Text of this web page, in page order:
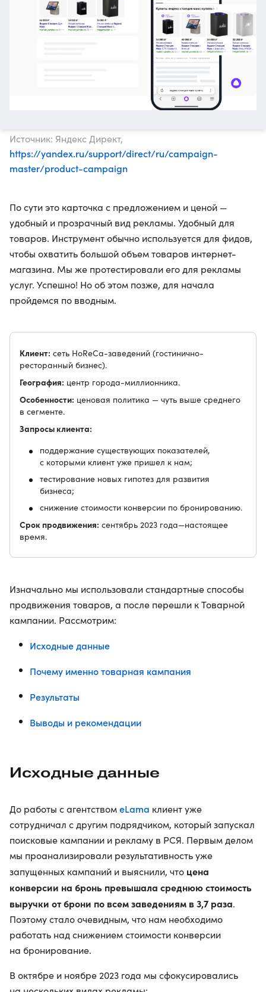
Источник: Яндекс Директ,
https://yandex.ru/support/direct/ru/campaign-
master/product-campaign
По сути это карточка с предложением и ценой —
удобный и прозрачный вид рекламы. Удобный для
товаров. Инструмент обычно используется для фидов,
чтобы охватить большой объем товаров интернет-
магазина. Мы же протестировали его для рекламы
услуг. Успешно! Но об этом позже, для начала
пройдемся по вводным.
Клиент: сеть HoReCa-заведений (гостинично-
ресторанный бизнес).
География: центр города-миллионника.
Особенности: ценовая политика — чуть выше среднего
в сегменте.
Запросы клиента:
поддержание существующих показателей,
с которыми клиент уже пришел к нам;
тестирование новых гипотез для развития
бизнеса;
снижение стоимости конверсии по бронированию.
Срок продвижения: сентябрь 2023 года—настоящее
время.
Изначально мы использовали стандартные способы
продвижения товаров, а после перешли к Товарной
кампании. Рассмотрим:
Исходные данные
Почему именно товарная кампания
Результаты
Выводы и рекомендации
Исходные данные
До работы с агентствомeLama клиент уже
сотрудничал с другим подрядчиком, который запускал
поисковые кампании и рекламу в РСЯ. Первым делом
мы проанализировали результативность уже
запущенных кампаний и выяснили, что цена
конверсии на бронь превышала среднюю стоимость
выручки от брони по всем заведениям в 3,7 раза.
Поэтому стало очевидным, что нам необходимо
работать над снижением стоимости конверсии
на бронирование.
В октябре и ноябре 2023 года мы сфокусировались